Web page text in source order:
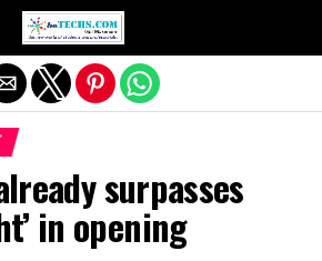
surpasses
in opening
Exit mobile version